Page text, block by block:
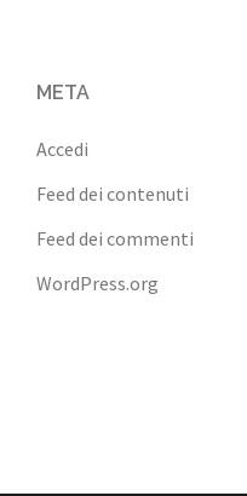
META
Accedi
Feed dei contenuti
Feed dei commenti
WordPress.org